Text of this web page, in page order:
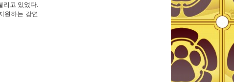
리고 있었다.
원하는 강연